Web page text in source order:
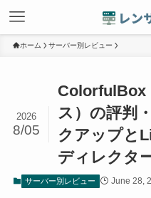
ホーム サーバー別レビュー
ColorfulBox
ス）の評判
クアップと
ディレクタ
2026
8/05
サーバー別レビュー June 28,